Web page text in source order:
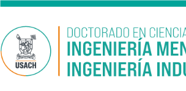
Pasar al contenido principal